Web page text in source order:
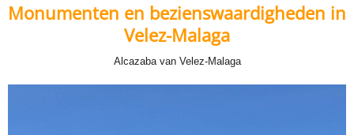
Monumenten en bezienswaardigheden in
Velez-Malaga
Alcazaba van Velez-Malaga